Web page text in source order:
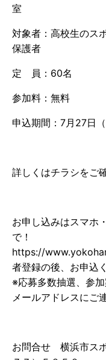
室
対象者：高校生のス
保護者
定 員：60名
参加料：無料
申込期間：7月27日
詳しくはチラシをご
お申し込みはスマホ
で！
https://
者登録の後、お申込
※応募多数抽選、参
メールアドレスにご
お問合せ 横浜市ス